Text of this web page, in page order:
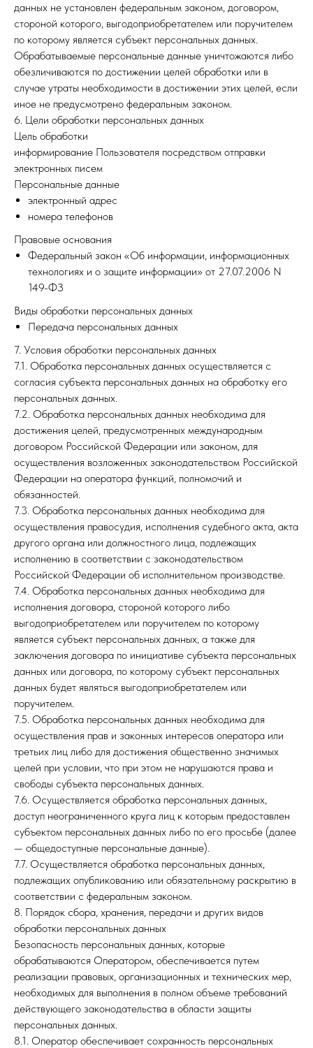
данных не установлен федеральным законом, договором,
стороной которого, выгодоприобретателем или поручителем
по которому является субъект персональных данных.
Обрабатываемые персональные данные уничтожаются либо
обезличиваются по достижении целей обработки или в
случае утраты необходимости в достижении этих целей, если
иное не предусмотрено федеральным законом.
6. Цели обработки персональных данных
Цель обработки
информирование Пользователя посредством отправки
электронных писем
Персональные данные
электронный адрес
номера телефонов
Правовые основания
Федеральный закон «Об информации, информационных
технологиях и о защите информации» от 27.07.2006 N
149-ФЗ
Виды обработки персональных данных
Передача персональных данных
7. Условия обработки персональных данных
7.1. Обработка персональных данных осуществляется с
согласия субъекта персональных данных на обработку его
персональных данных.
7.2. Обработка персональных данных необходима для
достижения целей, предусмотренных международным
договором Российской Федерации или законом, для
осуществления возложенных законодательством Российской
Федерации на оператора функций, полномочий и
обязанностей.
7.3. Обработка персональных данных необходима для
осуществления правосудия, исполнения судебного акта, акта
другого органа или должностного лица, подлежащих
исполнению в соответствии с законодательством
Российской Федерации об исполнительном производстве.
7.4. Обработка персональных данных необходима для
исполнения договора, стороной которого либо
выгодоприобретателем или поручителем по которому
является субъект персональных данных, а также для
заключения договора по инициативе субъекта персональных
данных или договора, по которому субъект персональных
данных будет являться выгодоприобретателем или
поручителем.
7.5. Обработка персональных данных необходима для
осуществления прав и законных интересов оператора или
третьих лиц либо для достижения общественно значимых
целей при условии, что при этом не нарушаются права и
свободы субъекта персональных данных.
7.6. Осуществляется обработка персональных данных,
доступ неограниченного круга лиц к которым предоставлен
субъектом персональных данных либо по его просьбе (далее
— общедоступные персональные данные).
7.7. Осуществляется обработка персональных данных,
подлежащих опубликованию или обязательному раскрытию в
соответствии с федеральным законом.
8. Порядок сбора, хранения, передачи и других видов
обработки персональных данных
Безопасность персональных данных, которые
обрабатываются Оператором, обеспечивается путем
реализации правовых, организационных и технических мер,
необходимых для выполнения в полном объеме требований
действующего законодательства в области защиты
персональных данных.
8.1. Оператор обеспечивает сохранность персональных